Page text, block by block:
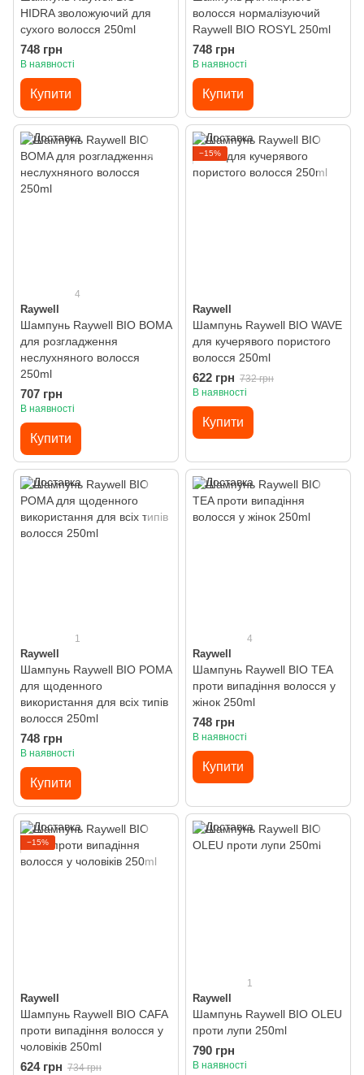
HIDRA зволожуючий для
сухого волосся 250ml
748 грн
В наявності
Купити
волосся нормалізуючий
Raywell BIO ROSYL 250ml
748 грн
В наявності
Купити
4
Raywell
Шампунь Raywell BIO BOMA
для розгладження
неслухняного волосся
250ml
707 грн
В наявності
Купити
−15%
Raywell
Шампунь Raywell BIO WAVE
для кучерявого пористого
волосся 250ml
622 грн 732 грн
В наявності
Купити
1
Raywell
Шампунь Raywell BIO POMA
для щоденного
використання для всіх типів
волосся 250ml
748 грн
В наявності
Купити
4
Raywell
Шампунь Raywell BIO TEA
проти випадіння волосся у
жінок 250ml
748 грн
В наявності
Купити
−15%
Raywell
Шампунь Raywell BIO CAFA
проти випадіння волосся у
чоловіків 250ml
624 грн 734 грн
1
Raywell
Шампунь Raywell BIO OLEU
проти лупи 250ml
790 грн
В наявності